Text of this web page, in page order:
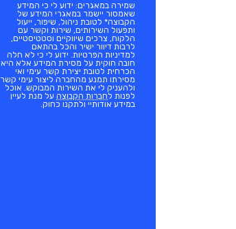
שמירה במאגרים: ידוע לי כי המידע
שאמסור יישמר במאגרי המידע של
הקבוצה* לטובת ניהול, שיפור, ייעול
ותפעול השירותים, שירות וקשר עם
הלקוח, צרכים שיווקיים וסטטיסטיים,
לרבות דיוור ישיר והכל בהתאם
למדיניות הפרטיות. ידוע לי כי לא חלה
חובה חוקית על מסירת המידע אלא היא
הכרחית לטובת יצירת קשר עימי ואי
מסירתו תמנע מהחברה ליצור עימי קשר
ולהעניק לי את השירות המבוקש. אוכל
לפנות לחברות הקבוצהעל מנת לעיין
במידע אודותיי ולתקנו כחוק.